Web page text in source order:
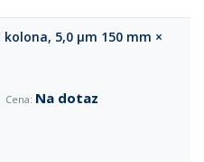
kolona, 5,0 µm 150 mm ×
Na dotaz